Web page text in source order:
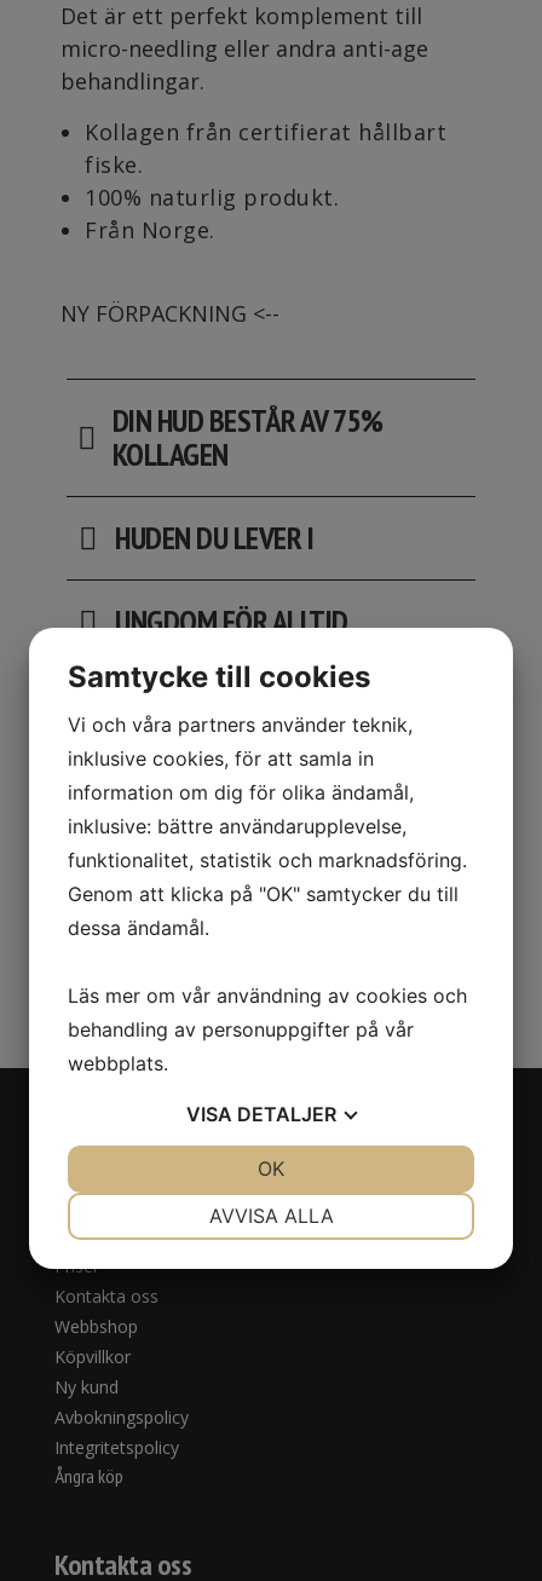
Det är ett perfekt komplement till
micro-needling eller andra anti-age
behandlingar.
Kollagen från certifierat hållbart
fiske.
100% naturlig produkt.
Från Norge.
NY FÖRPACKNING <--
DIN HUD BESTÅR AV 75%
KOLLAGEN
HUDEN DU LEVER I
UNGDOM FÖR ALLTID
PÅ UTSIDAN BLIR YTLIGA
RESULTAT
FRÅN INSIDAN = LÅNGSIKTIGA
RESULTAT
Navigation
Om oss
Behandlingar
Priser
Kontakta oss
Webbshop
Köpvillkor
Ny kund
Avbokningspolicy
Integritetspolicy
Ångra köp
Kontakta oss
Samtycke till cookies
Vi och våra partners använder teknik,
inklusive cookies, för att samla in
information om dig för olika ändamål,
inklusive: bättre användarupplevelse,
funktionalitet, statistik och marknadsföring.
Genom att klicka på "OK" samtycker du till
dessa ändamål.
Läs mer om vår användning av cookies och
behandling av personuppgifter på vår
webbplats.
VISA DETALJER
MARKNADSFÖRING
AVVISA ALLA
OK